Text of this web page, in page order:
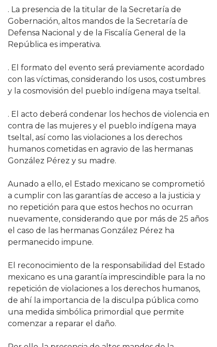
. La presencia de la titular de la Secretaría de
Gobernación, altos mandos de la Secretaría de
Defensa Nacional y de la Fiscalía General de la
República es imperativa.
. El formato del evento será previamente acordado
con las víctimas, considerando los usos, costumbres
y la cosmovisión del pueblo indígena maya tseltal.
. El acto deberá condenar los hechos de violencia en
contra de las mujeres y el pueblo indígena maya
tseltal, así como las violaciones a los derechos
humanos cometidas en agravio de las hermanas
González Pérez y su madre.
Aunado a ello, el Estado mexicano se comprometió
a cumplir con las garantías de acceso a la justicia y
no repetición para que estos hechos no ocurran
nuevamente, considerando que por más de 25 años
el caso de las hermanas González Pérez ha
permanecido impune.
El reconocimiento de la responsabilidad del Estado
mexicano es una garantía imprescindible para la no
repetición de violaciones a los derechos humanos,
de ahí la importancia de la disculpa pública como
una medida simbólica primordial que permite
comenzar a reparar el daño.